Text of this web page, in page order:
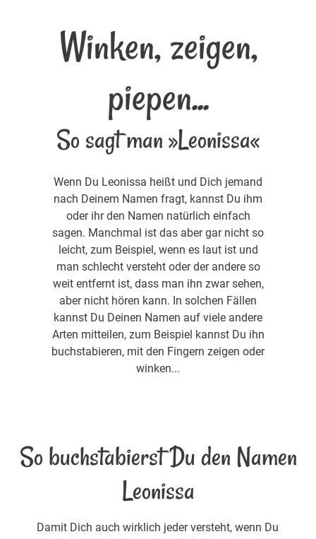
Winken, zeigen,
piepen...
So sagt man »Leonissa«
Wenn Du Leonissa heißt und Dich jemand
nach Deinem Namen fragt, kannst Du ihm
oder ihr den Namen natürlich einfach
sagen. Manchmal ist das aber gar nicht so
leicht, zum Beispiel, wenn es laut ist und
man schlecht versteht oder der andere so
weit entfernt ist, dass man ihn zwar sehen,
aber nicht hören kann. In solchen Fällen
kannst Du Deinen Namen auf viele andere
Arten mitteilen, zum Beispiel kannst Du ihn
buchstabieren, mit den Fingern zeigen oder
winken...
So buchstabierst Du den Namen
Leonissa
Damit Dich auch wirklich jeder versteht, wenn Du